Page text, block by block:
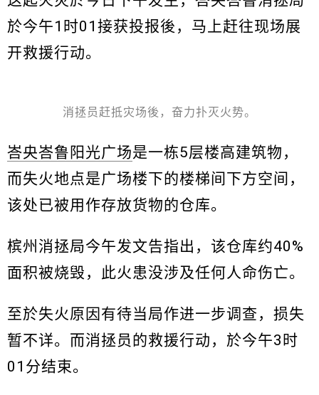
於今午1时01接获投报後，马上赶往现场展
开救援行动。
消拯员赶抵灾场後，奋力扑灭火势。
峇央峇鲁阳光广场是一栋5层楼高建筑物，
而失火地点是广场楼下的楼梯间下方空间，
该处已被用作存放货物的仓库。
槟州消拯局今午发文告指出，该仓库约40%
面积被烧毁，此火患没涉及任何人命伤亡。
至於失火原因有待当局作进一步调查，损失
暂不详。而消拯员的救援行动，於今午3时
01分结束。